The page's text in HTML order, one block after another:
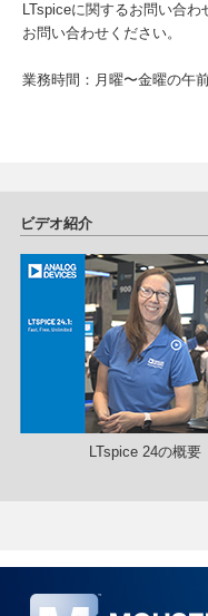
LTspiceに関するお問い合わ
お問い合わせください。
業務時間：月曜〜金曜の午
ビデオ紹介
LTspice 24の概要